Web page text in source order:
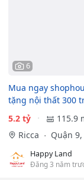
6
Mua ngay
tặng nội thất 300
5.2 tỷ
115.9
Ricca
Quận
Happy Land
Đăng 3 năm